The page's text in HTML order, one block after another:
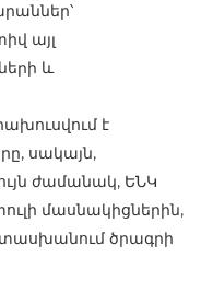
այլ
և
է
սակայն,
ժամանակ, ԵՆԿ
մասնակիցներին,
ծրագրի